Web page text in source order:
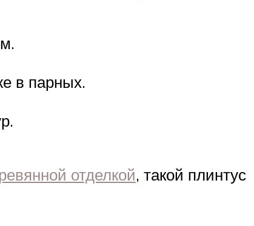
в парных.
отделкой, такой плинтус